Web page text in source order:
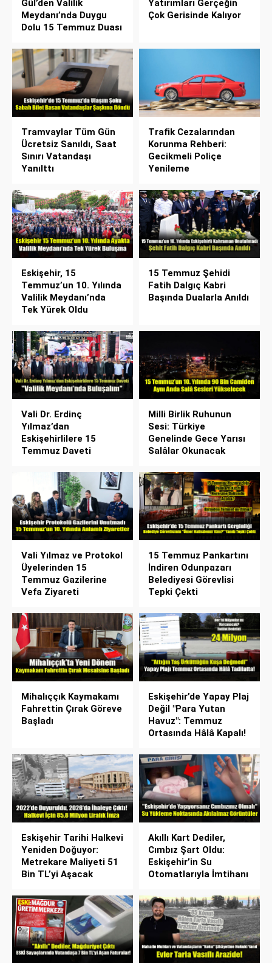
Gül’den Valilik
Meydanı’nda Duygu
Dolu 15 Temmuz Duası
Yatırımları Gerçeğin
Çok Gerisinde Kalıyor
Tramvaylar Tüm Gün
Ücretsiz Sanıldı, Saat
Sınırı Vatandaşı
Yanılttı
Trafik Cezalarından
Korunma Rehberi:
Gecikmeli Poliçe
Yenileme
Eskişehir, 15
Temmuz’un 10. Yılında
Valilik Meydanı’nda
Tek Yürek Oldu
15 Temmuz Şehidi
Fatih Dalgıç Kabri
Başında Dualarla Anıldı
Vali Dr. Erdinç
Yılmaz’dan
Eskişehirlilere 15
Temmuz Daveti
Milli Birlik Ruhunun
Sesi: Türkiye
Genelinde Gece Yarısı
Salâlar Okunacak
Vali Yılmaz ve Protokol
Üyelerinden 15
Temmuz Gazilerine
Vefa Ziyareti
15 Temmuz Pankartını
İndiren Odunpazarı
Belediyesi Görevlisi
Tepki Çekti
Mihalıççık Kaymakamı
Fahrettin Çırak Göreve
Başladı
Eskişehir’de Yapay Plaj
Değil "Para Yutan
Havuz": Temmuz
Ortasında Hâlâ Kapalı!
Eskişehir Tarihi Halkevi
Yeniden Doğuyor:
Metrekare Maliyeti 51
Bin TL’yi Aşacak
Akıllı Kart Dediler,
Cımbız Şart Oldu:
Eskişehir’in Su
Otomatlarıyla İmtihanı